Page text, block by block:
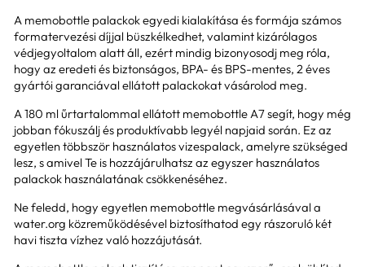
A memobottle palackok egyedi kialakítása és formája számos
formatervezési díjjal büszkélkedhet, valamint kizárólagos
védjegyoltalom alatt áll, ezért mindig bizonyosodj meg róla,
hogy az eredeti és biztonságos, BPA- és BPS-mentes, 2 éves
gyártói garanciával ellátott palackokat vásárolod meg.
A 180 ml űrtartalommal ellátott memobottle A7 segít, hogy még
jobban fókuszálj és produktívabb legyél napjaid során. Ez az
egyetlen többször használatos vizespalack, amelyre szükséged
lesz, s amivel Te is hozzájárulhatsz az egyszer használatos
palackok használatának csökkenéséhez.
Ne feledd, hogy egyetlen memobottle megvásárlásával a
water.org közreműködésével biztosíthatod egy rászoruló két
havi tiszta vízhez való hozzájutását.